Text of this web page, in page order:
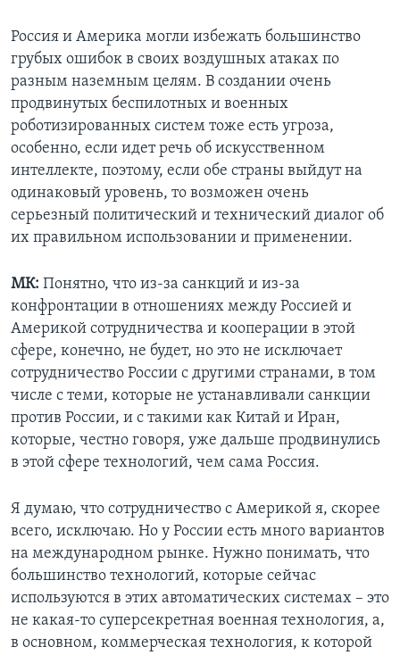
Россия и Америка могли избежать большинство
грубых ошибок в своих воздушных атаках по
разным наземным целям. В создании очень
продвинутых беспилотных и военных
роботизированных систем тоже есть угроза,
особенно, если идет речь об искусственном
интеллекте, поэтому, если обе страны выйдут на
одинаковый уровень, то возможен очень
серьезный политический и технический диалог об
их правильном использовании и применении.
МК: Понятно, что из-за санкций и из-за
конфронтации в отношениях между Россией и
Америкой сотрудничества и кооперации в этой
сфере, конечно, не будет, но это не исключает
сотрудничество России с другими странами, в том
числе с теми, которые не устанавливали санкции
против России, и с такими как Китай и Иран,
которые, честно говоря, уже дальше продвинулись
в этой сфере технологий, чем сама Россия.
Я думаю, что сотрудничество с Америкой я, скорее
всего, исключаю. Но у России есть много вариантов
на международном рынке. Нужно понимать, что
большинство технологий, которые сейчас
используются в этих автоматических системах – это
не какая-то суперсекретная военная технология, а,
в основном, коммерческая технология, к которой